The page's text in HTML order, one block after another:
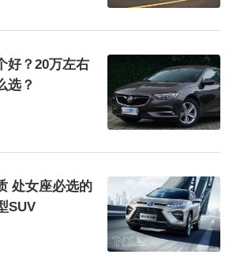
好？20万左右
选？
处女座必选的
SUV